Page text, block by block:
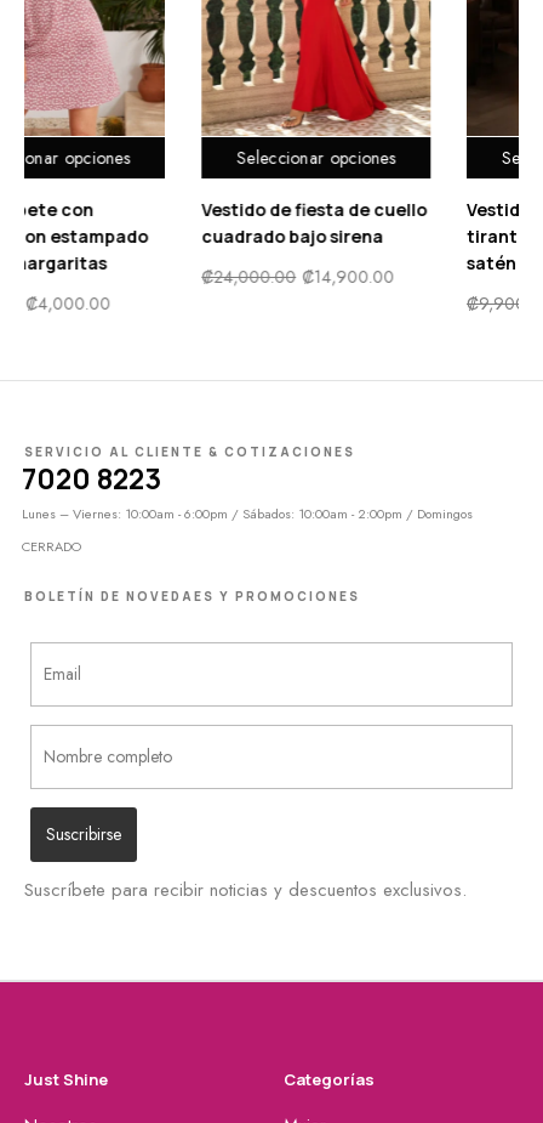
Seleccionar opciones
Vestido de fiesta de cuello
cuadrado bajo sirena
₡24,000.00 14,900.00
Seleccionar opciones
Vestido Elegante de
tirantes delgados de
4,900.00
SERVICIO AL CLIENTE & COTIZACIONES
7020 8223
Lunes – Viernes: 10:00am - 6:00pm / Sábados: 10:00am - 2:00pm / Domingos
CERRADO
BOLETÍN DE NOVEDAES Y PROMOCIONES
Suscríbete para recibir noticias y descuentos exclusivos.
Just Shine Categorías